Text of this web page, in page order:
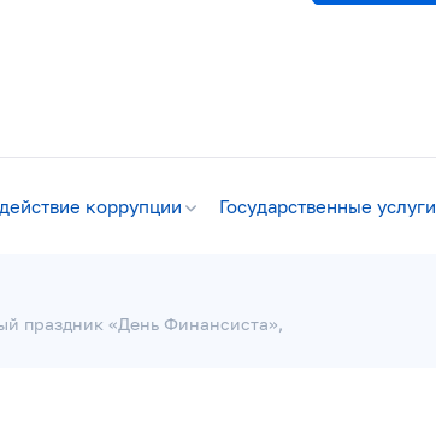
коррупции Государственные услуги
праздник «День Финансиста»,